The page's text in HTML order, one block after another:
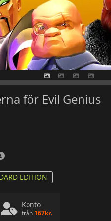
för Evil Genius
EDITION
Konto
från 167kr.